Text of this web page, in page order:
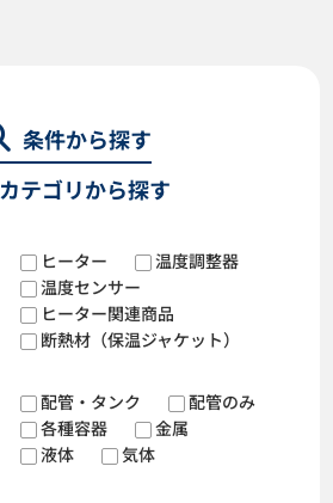
条件から探す
カテゴリから探す
ヒーター
温度調整器
温度センサー
ヒーター関連商品
断熱材（保温ジャケット）
配管・タンク
配管のみ
各種容器
金属
液体
気体